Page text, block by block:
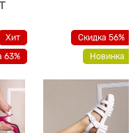
Хит
63%
Скидка 56%
Новинка